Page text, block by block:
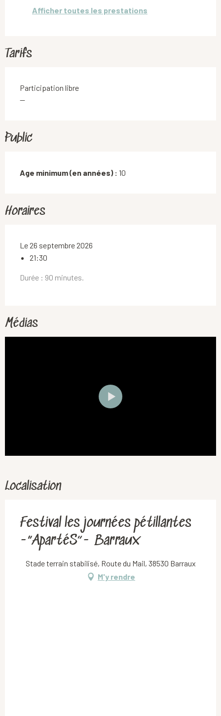
Afficher toutes les prestations
Tarifs
Participation libre
—
Public
Age minimum (en années) : 10
Horaires
Le 26 septembre 2026
21:30
Durée : 90 minutes.
Médias
Localisation
Festival les journées pétillantes
-“ApartéS”- Barraux
Stade terrain stabilisé, Route du Mail, 38530 Barraux
M'y rendre